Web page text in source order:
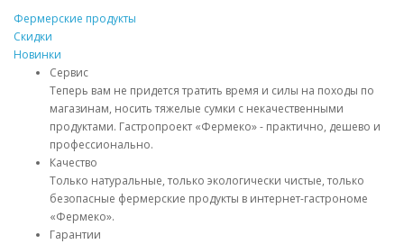
Фермерские продукты
Скидки
Новинки
Сервис
Теперь вам не придется тратить время и силы на походы по
магазинам, носить тяжелые сумки с некачественными
продуктами. Гастропроект «Фермеко» - практично, дешево и
профессионально.
Качество
Только натуральные, только экологически чистые, только
безопасные фермерские продукты в интернет-гастрономе
«Фермеко».
Гарантии